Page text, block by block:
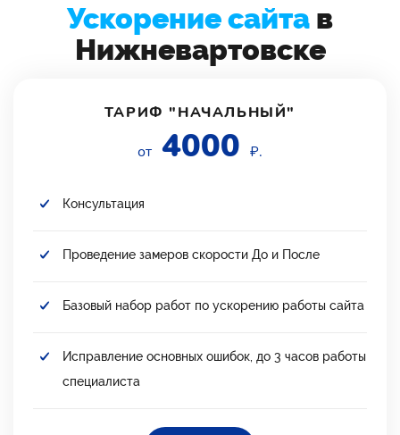
Ускорение сайта в
Нижневартовске
ТАРИФ "НАЧАЛЬНЫЙ"
от 4000 ₽.
Консультация
Проведение замеров скорости До и После
Базовый набор работ по ускорению работы сайта
Исправление основных ошибок, до 3 часов работы
специалиста